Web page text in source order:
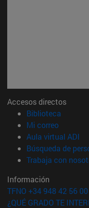
Accesos directos
Biblioteca
Mi correo(abre en
Aula virtual ADI
Búsqueda de
Trabaja con
Información
TFNO +34 948 42 56 00
¿QUÉ GRADO TE